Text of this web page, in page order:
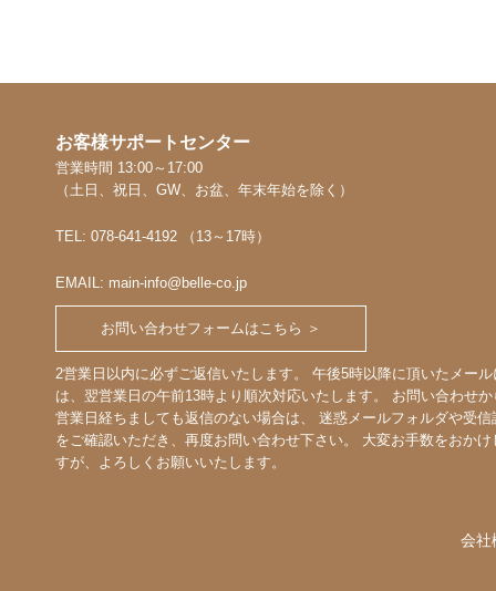
お客様サポートセンター
営業時間 13:00～17:00
（土日、祝日、GW、お盆、年末年始を除く）
TEL: 078-641-4192 （13～17時）
EMAIL: main-info@belle-co.jp
お問い合わせフォームはこちら ＞
2営業日以内に必ずご返信いたします。 午後5時以降に頂いたメール
は、翌営業日の午前13時より順次対応いたします。 お問い合わせか
営業日経ちましても返信のない場合は、 迷惑メールフォルダや受信
をご確認いただき、再度お問い合わせ下さい。 大変お手数をおかけ
すが、よろしくお願いいたします。
会社